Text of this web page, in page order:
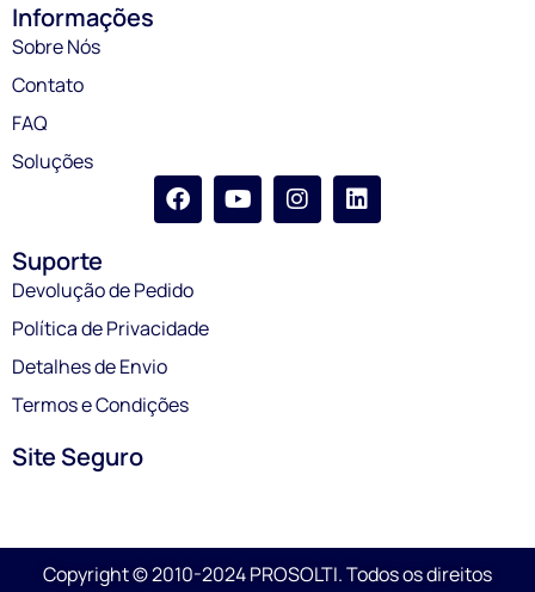
Informações
Sobre Nós
Contato
FAQ
Soluções
Suporte
Devolução de Pedido
Política de Privacidade
Detalhes de Envio
Termos e Condições
Site Seguro
Copyright © 2010-2024 PROSOLTI. Todos os direitos